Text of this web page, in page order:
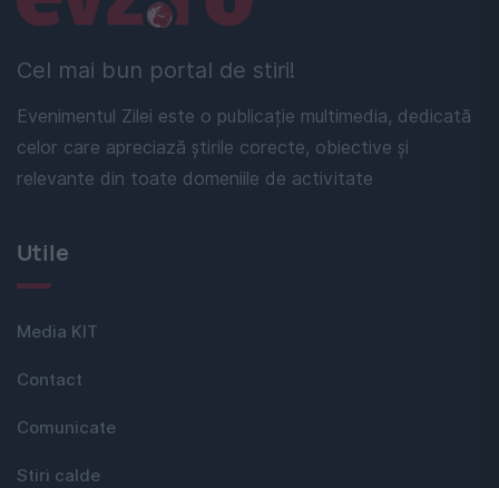
Cel mai bun portal de stiri!
Evenimentul Zilei este o publicație multimedia, dedicată
celor care apreciază știrile corecte, obiective și
relevante din toate domeniile de activitate
Utile
Media KIT
Contact
Comunicate
Stiri calde